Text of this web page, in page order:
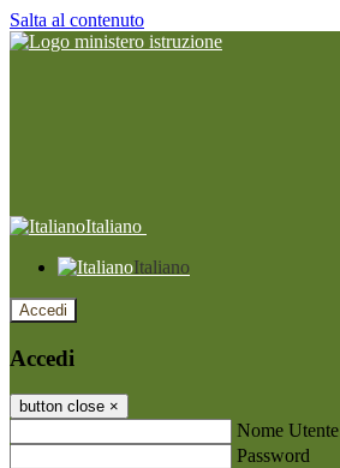
Salta al contenuto
Italiano
Italiano
Accedi
Accedi
button close ×
Nome Utente
Password